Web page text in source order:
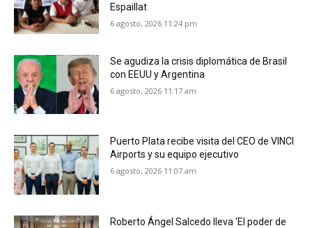
Espaillat
6 agosto, 2026 11:24 pm
Se agudiza la crisis diplomática de Brasil
con EEUU y Argentina
6 agosto, 2026 11:17 am
Puerto Plata recibe visita del CEO de VINCI
Airports y su equipo ejecutivo
6 agosto, 2026 11:07 am
Roberto Ángel Salcedo lleva ‘El poder de